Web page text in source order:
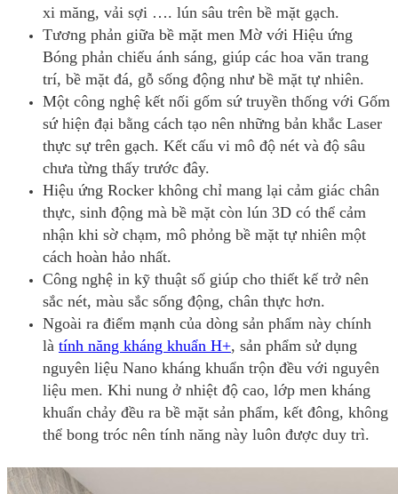
xi măng, vải sợi …. lún sâu trên bề mặt gạch.
Tương phản giữa bề mặt men Mờ với Hiệu ứng
Bóng phản chiếu ánh sáng, giúp các hoa văn trang
trí, bề mặt đá, gỗ sống động như bề mặt tự nhiên.
Một công nghệ kết nối gốm sứ truyền thống với Gốm
sứ hiện đại bằng cách tạo nên những bản khắc Laser
thực sự trên gạch. Kết cấu vi mô độ nét và độ sâu
chưa từng thấy trước đây.
Hiệu ứng Rocker không chỉ mang lại cảm giác chân
thực, sinh động mà bề mặt còn lún 3D có thể cảm
nhận khi sờ chạm, mô phỏng bề mặt tự nhiên một
cách hoàn hảo nhất.
Công nghệ in kỹ thuật số giúp cho thiết kế trở nên
sắc nét, màu sắc sống động, chân thực hơn.
Ngoài ra điểm mạnh của dòng sản phẩm này chính
là tính năng kháng khuẩn H+, sản phẩm sử dụng
nguyên liệu Nano kháng khuẩn trộn đều với nguyên
liệu men. Khi nung ở nhiệt độ cao, lớp men kháng
khuẩn chảy đều ra bề mặt sản phẩm, kết đông, không
thể bong tróc nên tính năng này luôn được duy trì.